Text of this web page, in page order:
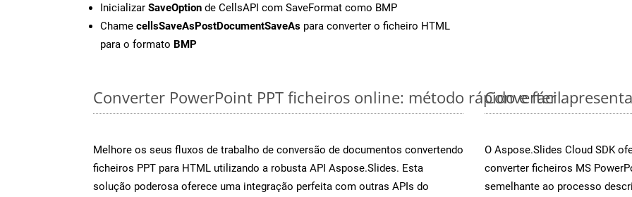
Inicializar SaveOption de CellsAPI com SaveFormat como BMP
Chame cellsSaveAsPostDocumentSaveAs para converter o ficheiro HTML
para o formato BMP
Converter PowerPoint PPT ficheiros online: método rápido e fácil
Melhore os seus fluxos de trabalho de conversão de documentos convertendo
ficheiros PPT para HTML utilizando a robusta API Aspose.Slides. Esta
solução poderosa oferece uma integração perfeita com outras APIs do
Converter
O Aspose.Slides Cloud SDK
converter ficheiros MS
semelhante ao processo